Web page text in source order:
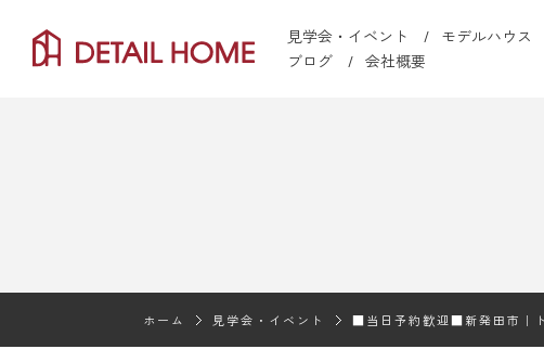
見学会・イベント モデルハウス
ブログ
会社概要
ホーム 見学会・イベント ■当日予約歓迎■新発田市｜